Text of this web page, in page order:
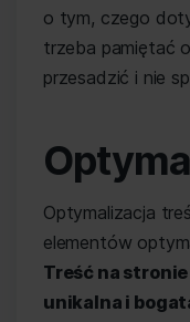
o tym, czego
trzeba pamiętać
przesadzić i nie
Optymalizacja
elementów
Treść na
unikalna i